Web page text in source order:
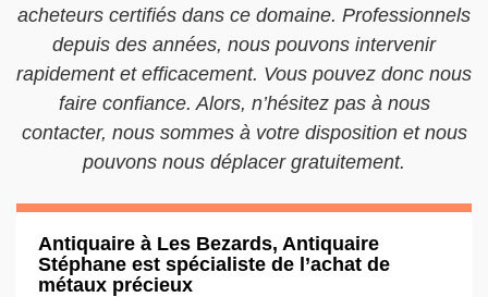
acheteurs certifiés dans ce domaine. Professionnels
depuis des années, nous pouvons intervenir
rapidement et efficacement. Vous pouvez donc nous
faire confiance. Alors, n’hésitez pas à nous
contacter, nous sommes à votre disposition et nous
pouvons nous déplacer gratuitement.
Antiquaire à Les Bezards, Antiquaire
Stéphane est spécialiste de l’achat de
métaux précieux